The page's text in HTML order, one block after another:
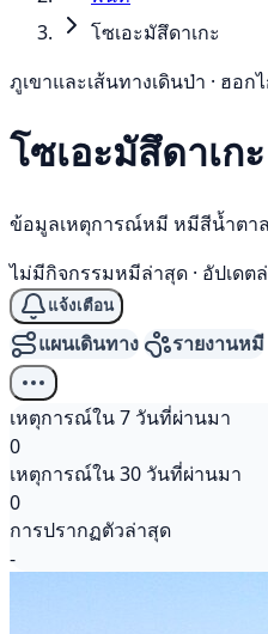
โซเอะมัสึดาเกะ
ภูเขาและเส้นทางเดินป่า · ฮอก
โซเอะมัสึดาเก
ข้อมูลเหตุการณ์หมี หมีสีน้ำตา
ไม่มีกิจกรรมหมีล่าสุด · อัปเดต
แจ้งเตือน
แผนเดินทาง รายงานหมี
เหตุการณ์ใน 7 วันที่ผ่านมา
0
เหตุการณ์ใน 30 วันที่ผ่านมา
0
การปรากฏตัวล่าสุด
-